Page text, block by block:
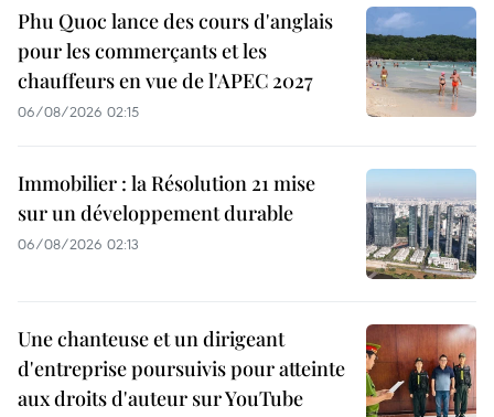
Phu Quoc lance des cours d'anglais
pour les commerçants et les
chauffeurs en vue de l'APEC 2027
06/08/2026 02:15
Immobilier : la Résolution 21 mise
sur un développement durable
06/08/2026 02:13
Une chanteuse et un dirigeant
d'entreprise poursuivis pour atteinte
aux droits d'auteur sur YouTube